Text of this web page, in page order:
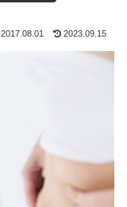
2017.08.01 2023.09.15